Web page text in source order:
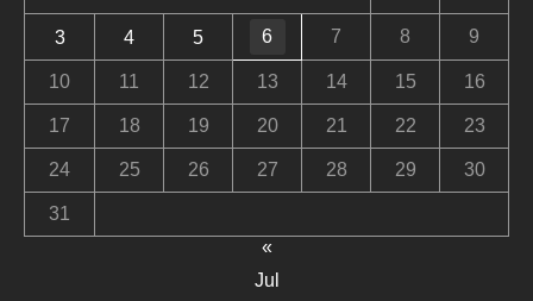
3 4 5 6 7 8 9
10 11 12 13 14 15 16
17 18 19 20 21 22 23
24 25 26 27 28 29 30
31
«
Jul